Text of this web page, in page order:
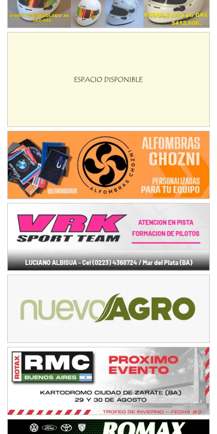
Baradero (Buenos Aires)
KDO - F6
Ciudad de Trenque Lauquen (Asfalto)
PATAGONICO - F6
Moto Club Reginense (Tierra)
Gral. E. Godoy (Río Negro)
CSK - F7
Juventud Unida (Tierra)
Humboldt (Santa Fe)
Ciudad de Avellaneda (Asfalto)
Avellaneda (Santa Fe)
SUR SANTAFESINO - F4
José Samuel Sánchez (Tierra)
Rufino (Santa Fe)
El Timbó (Tucumán)